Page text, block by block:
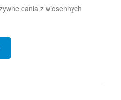
dania z wiosennych